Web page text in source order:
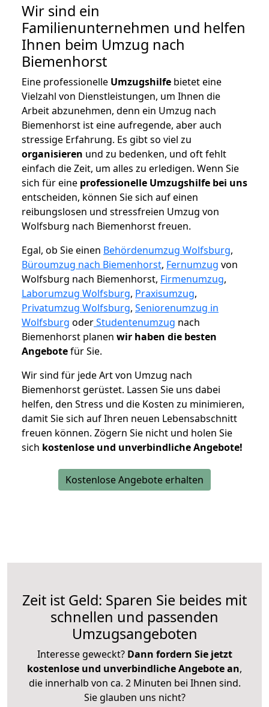
Wir sind ein
Familienunternehmen und helfen
Ihnen beim Umzug nach
Biemenhorst
Eine professionelle Umzugshilfe bietet eine
Vielzahl von Dienstleistungen, um Ihnen die
Arbeit abzunehmen, denn ein Umzug nach
Biemenhorst ist eine aufregende, aber auch
stressige Erfahrung. Es gibt so viel zu
organisieren und zu bedenken, und oft fehlt
einfach die Zeit, um alles zu erledigen. Wenn Sie
sich für eine professionelle Umzugshilfe bei uns
entscheiden, können Sie sich auf einen
reibungslosen und stressfreien Umzug von
Wolfsburg nach Biemenhorst freuen.
Egal, ob Sie einen Behördenumzug Wolfsburg,
Büroumzug nach Biemenhorst, Fernumzug von
Wolfsburg nach Biemenhorst, Firmenumzug,
Laborumzug Wolfsburg, Praxisumzug,
Privatumzug Wolfsburg, Seniorenumzug in
Wolfsburg oderStudentenumzug nach
Biemenhorst planen wir haben die besten
Angebotefür Sie.
Wir sind für jede Art von Umzug nach
Biemenhorst gerüstet. Lassen Sie uns dabei
helfen, den Stress und die Kosten zu minimieren,
damit Sie sich auf Ihren neuen Lebensabschnitt
freuen können. Zögern Sie nicht und holen Sie
sich kostenlose und unverbindliche Angebote!
Kostenlose Angebote erhalten
Zeit ist Geld: Sparen Sie beides mit
schnellen und passenden
Umzugsangeboten
Interesse geweckt? Dann fordern Sie jetzt
kostenlose und unverbindliche Angebote an,
die innerhalb von ca. 2 Minuten bei Ihnen sind.
Sie glauben uns nicht?